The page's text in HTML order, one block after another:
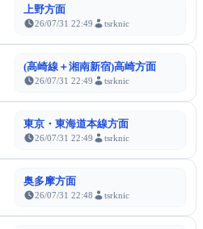
上野方面
26/07/31 22:49 tsrknic
(高崎線＋湘南新宿)高崎方面
26/07/31 22:49 tsrknic
東京・東海道本線方面
26/07/31 22:49 tsrknic
奥多摩方面
26/07/31 22:48 tsrknic